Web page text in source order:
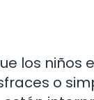
los niños
o